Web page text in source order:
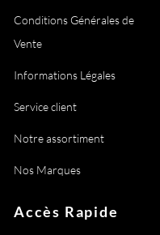
Conditions Générales de
Vente
Informations Légales
Service client
Notre assortiment
Nos Marques
Accès Rapide